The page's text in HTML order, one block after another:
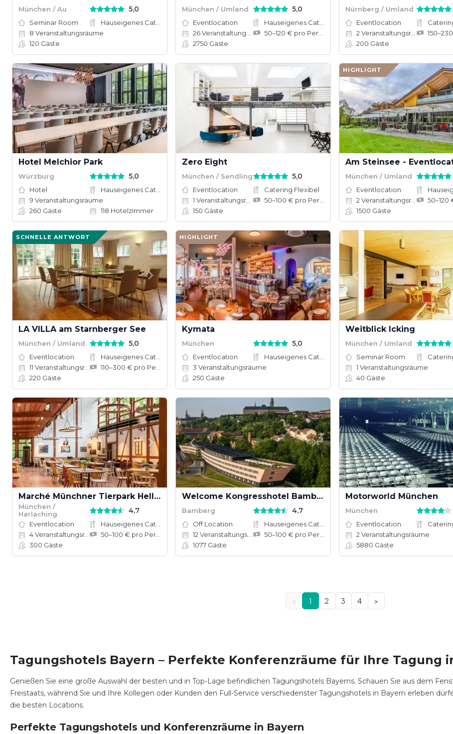
München / Au 5,0
Seminar Room
8 Veranstaltungsräume
120 Gäste
München / Umland 5,0
Eventlocation
26Veranstaltungsräume
2750 Gäste
Nürnberg / Umland
Eventlocation
2 Veranstaltungsräume
200 Gäste
Hotel Melchior Park
Würzburg 5,0
Hotel
9 Veranstaltungsräume
260 Gäste 118 Hotelzimmer
Zero Eight
München / Sendling 5,0
Eventlocation
Catering Flexibel
1 Veranstaltungsräume
150 Gäste
HIGHLIGHT
Am Steinsee -
München / Umland
Eventlocation
2 Veranstaltungsräume
1500 Gäste
SCHNELLE ANTWORT
LA VILLA am Starnberger See
München / Umland 5,0
Eventlocation
11 Veranstaltungsräume
220 Gäste
HIGHLIGHT
Kymata
München 5,0
Eventlocation
3 Veranstaltungsräume
250 Gäste
Weitblick Icking
München / Umland
Seminar Room
1 Veranstaltungsräume
40 Gäste
Marché Münchner Tierpark Hellabrunn
München /
Harlaching
4,7
Eventlocation
4Veranstaltungsräume
300 Gäste
Welcome Kongresshotel Bamberg
Bamberg 4,7
Off Location
12 Veranstaltungsräume
1077 Gäste
Motorworld München
München
Eventlocation
2 Veranstaltungsräume
5880 Gäste
< 1 2 3 4 >
Tagungshotels Bayern – Perfekte Konferenzräume für Ihre Tagung
Genießen Sie eine große Auswahl der besten und in Top-Lage befindlichen Tagungshotels Bayerns. Schauen Sie aus dem
Freistaats, während Sie und Ihre Kollegen oder Kunden den Full-Service verschiedenster Tagungshotels in Bayern erleben
die besten Locations.
Perfekte Tagungshotels und Konferenzräume in Bayern